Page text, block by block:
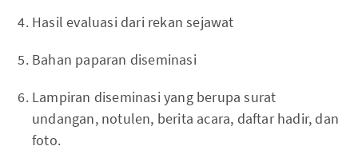
Hasil evaluasi dari rekan sejawat
Bahan paparan diseminasi
Lampiran diseminasi yang berupa surat
undangan, notulen, berita acara, daftar hadir, dan
foto.